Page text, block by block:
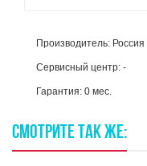
Производитель: Россия
Сервисный центр: -
Гарантия: 0 мес.
СМОТРИТЕ ТАКЖЕ: